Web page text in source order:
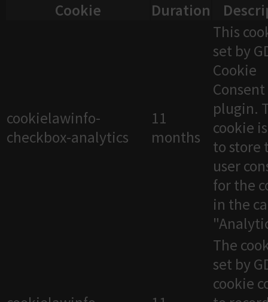
Cookie
Duration
cookielawinfo-
checkbox-analytics
11
months
This
set by
Cookie
Consent
plugin.
cookie
to store
user
for the
in the
The
set by
cookie